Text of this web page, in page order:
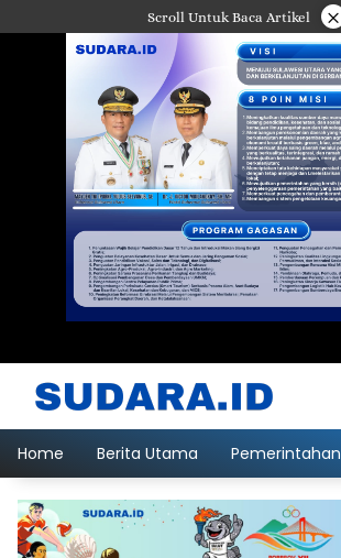
ke
Scroll Untuk Baca Artikel ×
Home Berita Utama Pemerintahan